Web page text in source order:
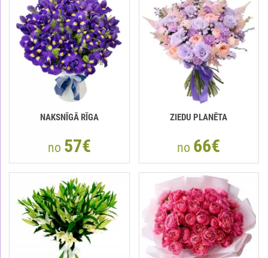
NAKSNĪGĀ RĪGA
no 57€
ZIEDU PLANĒTA
no 66€